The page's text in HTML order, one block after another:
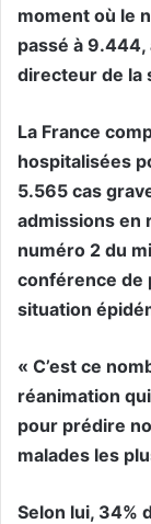
moment où le
passé à 9.444,
directeur de la
La France
hospitalisées
5.565 cas
admissions en
numéro 2 du
conférence de
situation
« C’est ce
réanimation
pour prédire
malades les
Selon lui, 34%